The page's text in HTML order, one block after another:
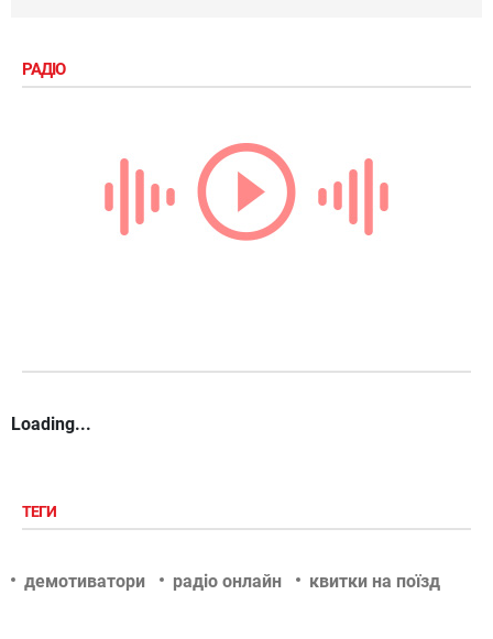
РАДІО
Loading...
ТЕГИ
демотиватори радіо онлайн квитки на поїзд